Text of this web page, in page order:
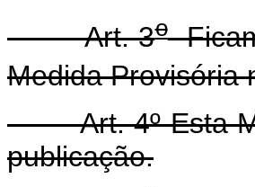
Art. 3o
Medida Provisória
Art. 4º Esta
publicação.